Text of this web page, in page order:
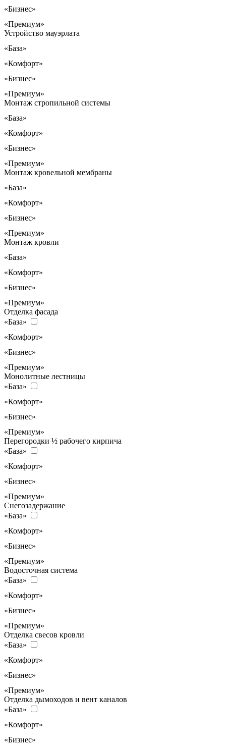
«Бизнес»
«Премиум»
Устройство мауэрлата
«База»
«Комфорт»
«Бизнес»
«Премиум»
Монтаж стропильной системы
«База»
«Комфорт»
«Бизнес»
«Премиум»
Монтаж кровельной мембраны
«База»
«Комфорт»
«Бизнес»
«Премиум»
Монтаж кровли
«База»
«Комфорт»
«Бизнес»
«Премиум»
Отделка фасада
«База»
«Комфорт»
«Бизнес»
«Премиум»
Монолитные лестницы
«База»
«Комфорт»
«Бизнес»
«Премиум»
Перегородки ½ рабочего кирпича
«База»
«Комфорт»
«Бизнес»
«Премиум»
Снегозадержание
«База»
«Комфорт»
«Бизнес»
«Премиум»
Водосточная система
«База»
«Комфорт»
«Бизнес»
«Премиум»
Отделка свесов кровли
«База»
«Комфорт»
«Бизнес»
«Премиум»
Отделка дымоходов и вент каналов
«База»
«Комфорт»
«Бизнес»